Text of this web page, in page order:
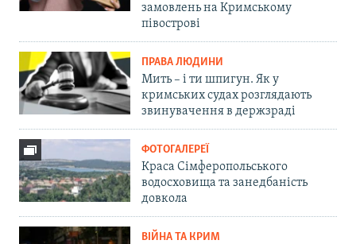
замовлень на Кримському
півострові
ПРАВА ЛЮДИНИ
Мить – і ти шпигун. Як у
кримських судах розглядають
звинувачення в держзраді
ФОТОГАЛЕРЕЇ
Краса Сімферопольського
водосховища та занедбаність
довкола
ВІЙНА ТА КРИМ